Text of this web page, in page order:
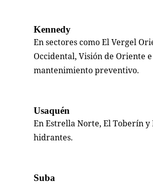
Kennedy
En sectores como El Vergel
Occidental, Visión de Oriente
mantenimiento preventivo.
Usaquén
En Estrella Norte, El Toberín y
hidrantes.
Suba